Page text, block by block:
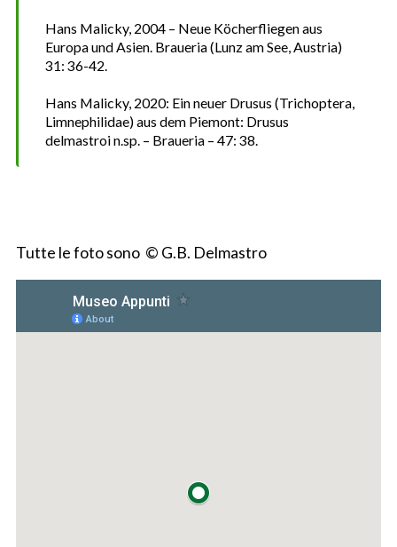
Hans Malicky, 2004 – Neue Köcherfliegen aus
Europa und Asien. Braueria (Lunz am See, Austria)
31: 36-42.
Hans Malicky, 2020: Ein neuer Drusus (Trichoptera,
Limnephilidae) aus dem Piemont: Drusus
delmastroi n.sp. – Braueria – 47: 38.
Tutte le foto sono © G.B. Delmastro